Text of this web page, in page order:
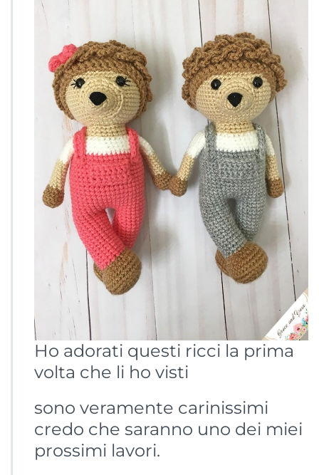
Ho adorati questi ricci la prima
volta che li ho visti
sono veramente carinissimi
credo che saranno uno dei miei
prossimi lavori.